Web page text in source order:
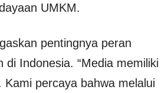
UMKM.
pentingnya peran
Indonesia. “Media memiliki
percaya bahwa melalui